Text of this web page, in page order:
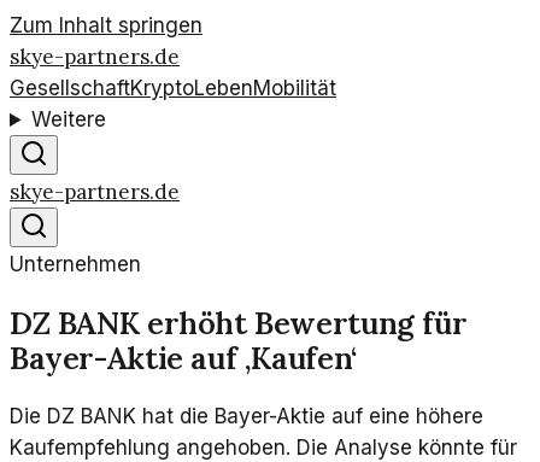
Zum Inhalt springen
skye-partners.de
GesellschaftKryptoLebenMobilität
Weitere
skye-partners.de
Unternehmen
DZ BANK erhöht Bewertung für
Bayer-Aktie auf ‚Kaufen‘
Die DZ BANK hat die Bayer-Aktie auf eine höhere
Kaufempfehlung angehoben. Die Analyse könnte für